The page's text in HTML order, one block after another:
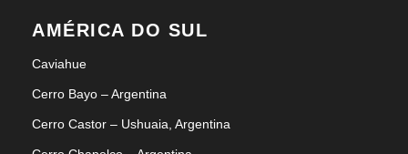
AMÉRICA DO SUL
Caviahue
Cerro Bayo – Argentina
Cerro Castor – Ushuaia, Argentina